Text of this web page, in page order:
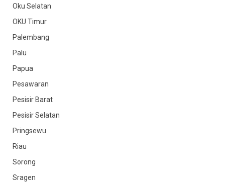
Oku Selatan
OKU Timur
Palembang
Palu
Papua
Pesawaran
Pesisir Barat
Pesisir Selatan
Pringsewu
Riau
Sorong
Sragen